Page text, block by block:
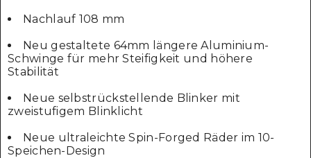
Nachlauf 108 mm
Neu gestaltete 64mm längere Aluminium-
Schwinge für mehr Steifigkeit und höhere
Stabilität
Neue selbstrückstellende Blinker mit
zweistufigem Blinklicht
Neue ultraleichte Spin-Forged Räder im 10-
Speichen-Design